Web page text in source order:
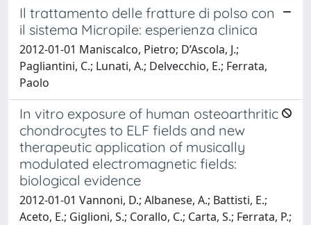
Il trattamento delle fratture di polso con
il sistema Micropile: esperienza clinica
2012-01-01 Maniscalco, Pietro; D’Ascola, J.;
Pagliantini, C.; Lunati, A.; Delvecchio, E.; Ferrata,
Paolo
In vitro exposure of human osteoarthritic
chondrocytes to ELF fields and new
therapeutic application of musically
modulated electromagnetic fields:
biological evidence
2012-01-01 Vannoni, D.; Albanese, A.; Battisti, E.;
Aceto, E.; Giglioni, S.; Corallo, C.; Carta, S.; Ferrata, P.;